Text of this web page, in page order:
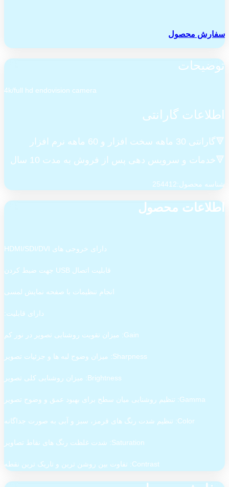
سفارش محصول
توضیحات
4k/full hd endovision camera
اطلاعات گارانتی
🔻گارانتی 30 ماهه سخت افزار و 60 ماهه نرم افزار
🔻خدمات و سرویس دهی پس از فروش به مدت 10 سال
شناسه محصول:254412
اطلاعات محصول
دارای خروجی های HDMI/SDI/DVI
قابلیت اتصال USB جهت ضبط کردن
انجام تنظیمات با صفحه نمایش لمسی
دارای قابلیت:
Gain: میزان تقویت روشنایی تصویر در نور کم
Sharpness: میزان وضوح لبه ها و جزئیات تصویر
Brightness: میزان روشنایی کلی تصویر
Gamma: تنظیم روشنایی میان سطح برای بهبود عمق و وضوح تصویر
Color: تنظیم شدت رنگ های قرمز، سبز و آبی به صورت جداگانه
Saturation: شدت غلظت رنگ های نقاط تصاویر
Contrast: تفاوت بین روشن ترین و تاریک ترین نقطه